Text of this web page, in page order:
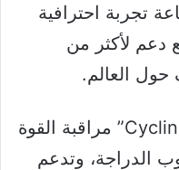
تجربة احترافية
دعم لأكثر من
تتيح تقنية “Cycling Virtual Power” مراقبة القوة
الدراجة، وتدعم